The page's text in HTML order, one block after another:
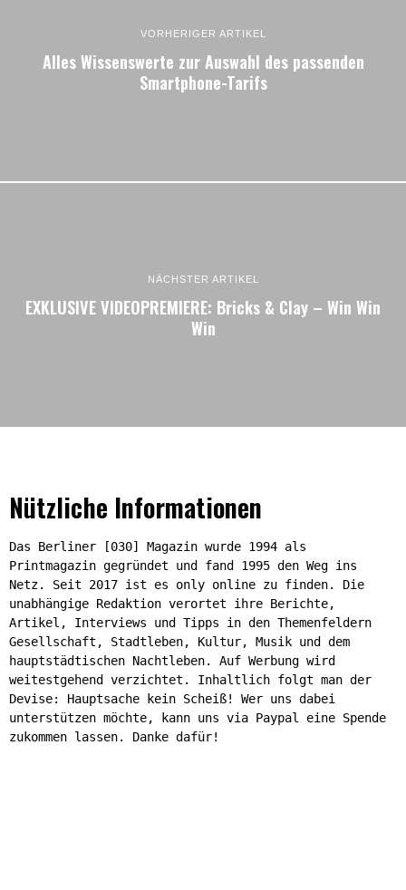
VORHERIGER ARTIKEL
Alles Wissenswerte zur Auswahl des passenden
Smartphone-Tarifs
NÄCHSTER ARTIKEL
EXKLUSIVE VIDEOPREMIERE: Bricks & Clay – Win Win
Win
Nützliche Informationen
Das Berliner [030] Magazin wurde 1994 als
Printmagazin gegründet und fand 1995 den Weg ins
Netz. Seit 2017 ist es only online zu finden. Die
unabhängige Redaktion verortet ihre Berichte,
Artikel, Interviews und Tipps in den Themenfeldern
Gesellschaft, Stadtleben, Kultur, Musik und dem
hauptstädtischen Nachtleben. Auf Werbung wird
weitestgehend verzichtet. Inhaltlich folgt man der
Devise: Hauptsache kein Scheiß! Wer uns dabei
unterstützen möchte, kann uns via Paypal eine Spende
zukommen lassen. Danke dafür!